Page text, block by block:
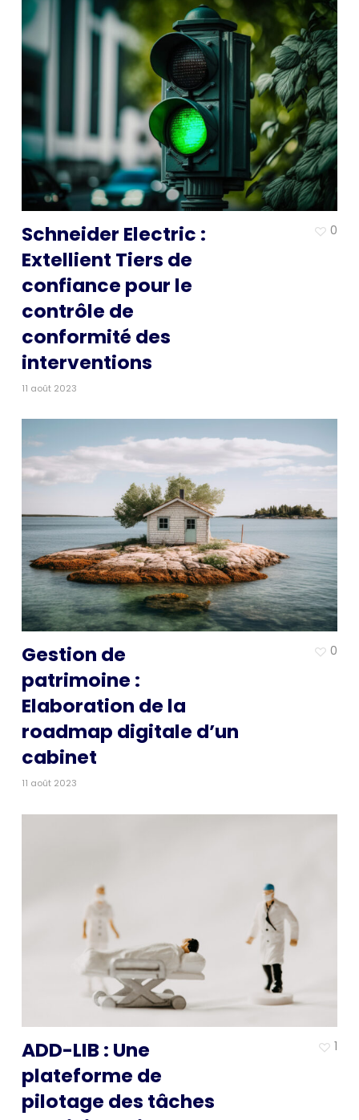
Schneider Electric :
Extellient Tiers de
confiance pour le
contrôle de
conformité des
interventions
11 août 2023
0
Gestion de
patrimoine :
Elaboration de la
roadmap digitale d’un
cabinet
11 août 2023
0
ADD-LIB : Une
plateforme de
pilotage des tâches
1